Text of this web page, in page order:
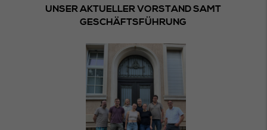
UNSER AKTUELLER VORSTAND SAMT
GESCHÄFTSFÜHRUNG